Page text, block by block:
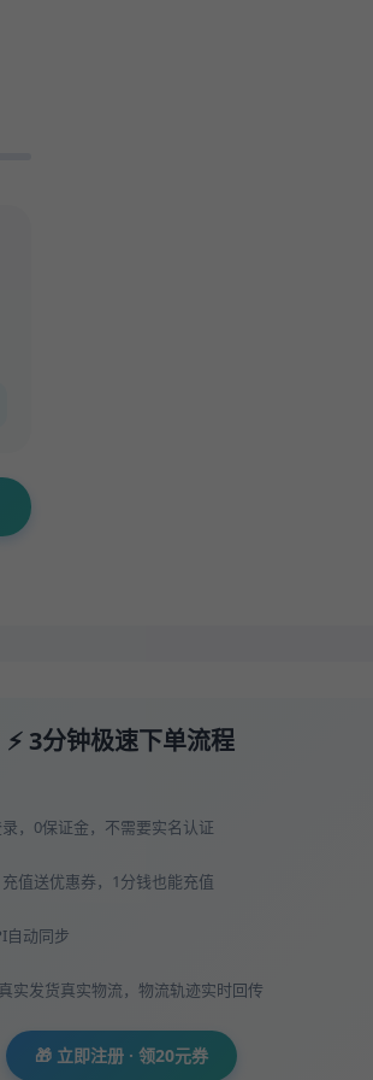
⚡ 3分钟极速下单流程
，0保证金，不需要实名认证
值送优惠券，1分钱也能充值
自动同步
实发货真实物流，物流轨迹实时回传
🎁 立即注册 · 领20元券